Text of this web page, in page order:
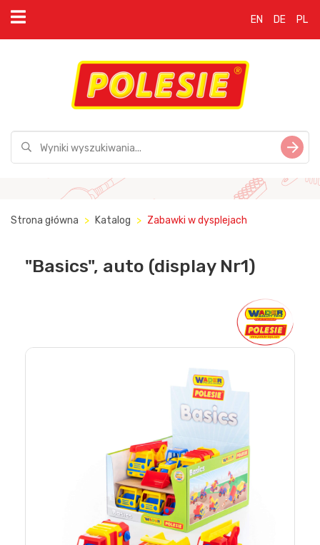
EN DE PL
Strona główna Katalog Zabawki w dysplejach
"Basics", auto (display Nr1)